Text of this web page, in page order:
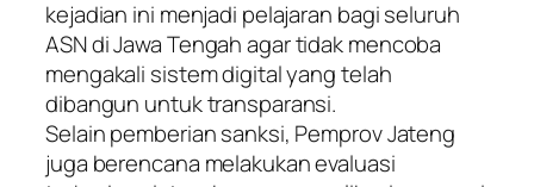
kejadian ini menjadi pelajaran bagi seluruh
ASN di Jawa Tengah agar tidak mencoba
mengakali sistem digital yang telah
dibangun untuk transparansi.
​Selain pemberian sanksi, Pemprov Jateng
juga berencana melakukan evaluasi